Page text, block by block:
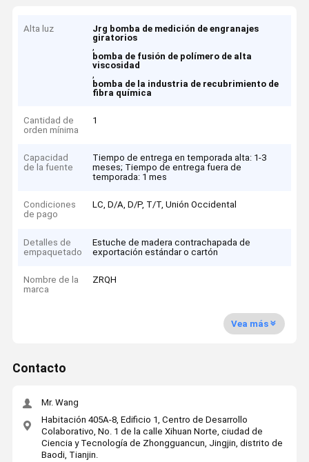
Alta luz
Jrg bomba de medición de engranajes
giratorios
,
bomba de fusión de polímero de alta
viscosidad
,
bomba de la industria de recubrimiento de
fibra química
Cantidad de
orden mínima
1
Capacidad
de la fuente
Tiempo de entrega en temporada alta: 1-3
meses; Tiempo de entrega fuera de
temporada: 1 mes
Condiciones
de pago
LC, D/A, D/P, T/T, Unión Occidental
Detalles de
empaquetado
Estuche de madera contrachapada de
exportación estándar o cartón
Nombre de la
marca
ZRQH
Vea más
Contacto
Mr. Wang
Habitación 405A-8, Edificio 1, Centro de Desarrollo
Colaborativo, No. 1 de la calle Xihuan Norte, ciudad de
Ciencia y Tecnología de Zhongguancun, Jingjin, distrito de
Baodi, Tianjin.